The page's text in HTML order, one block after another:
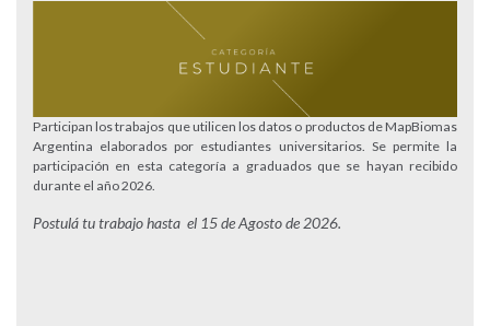
Participan los trabajos que utilicen los datos o productos de MapBiomas
Argentina elaborados por estudiantes universitarios. Se permite la
participación en esta categoría a graduados que se hayan recibido
durante el año 2026.
Postulá tu trabajo hasta el 15 de Agosto de 2026.